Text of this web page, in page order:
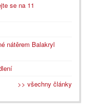
se na 11
nátěrem Balakryl
>> všechny články